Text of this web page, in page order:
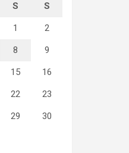
S S
1 2
8 9
15 16
22 23
29 30